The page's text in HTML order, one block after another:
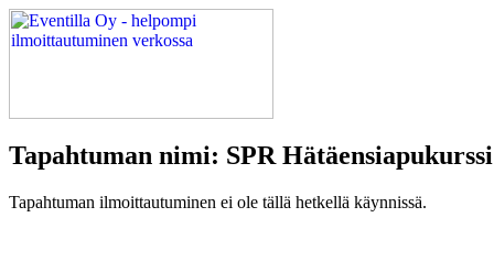
Tapahtuman nimi: SPR
Tapahtuman ilmoittautuminen ei ole tällä hetkellä käynnissä.